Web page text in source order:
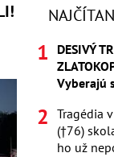
DESIVÝ
Vyberajú
Tragédia
(†76)
ho už